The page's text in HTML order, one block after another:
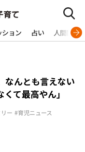
ション 占い 人間関係
なんとも言えない
て最高やん」
ー #育児ニュース